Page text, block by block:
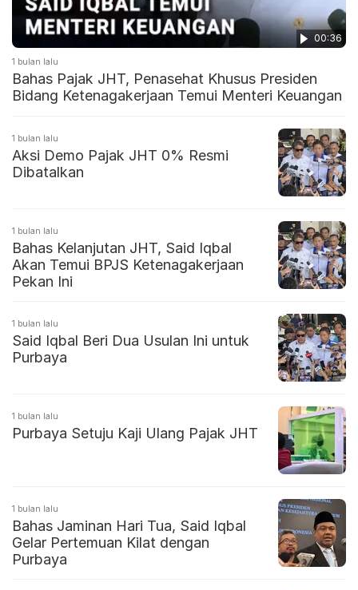
00:36
1 bulan lalu
Bahas Pajak JHT, Penasehat Khusus Presiden
Bidang Ketenagakerjaan Temui Menteri Keuangan
1 bulan lalu
Aksi Demo Pajak JHT 0% Resmi
Dibatalkan
1 bulan lalu
Bahas Kelanjutan JHT, Said Iqbal
Akan Temui BPJS Ketenagakerjaan
Pekan Ini
1 bulan lalu
Said Iqbal Beri Dua Usulan Ini untuk
Purbaya
1 bulan lalu
Purbaya Setuju Kaji Ulang Pajak JHT
1 bulan lalu
Bahas Jaminan Hari Tua, Said Iqbal
Gelar Pertemuan Kilat dengan
Purbaya